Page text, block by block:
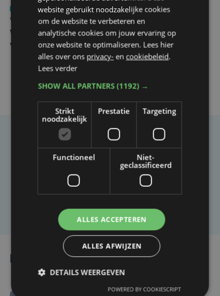
Nieuws
wo 5 augustus | 11:57
Vier Oostendse gynaecologen versterken dienst in AZ
West, dat ook een nieuwe voltijdse gynaecoloog
verwelkomt
Taalfout opgemerkt?
Heb je een taal- of schrijffout opgemerkt in dit
artikel?
website gebruikt noodzakelijke cookies
om de website te verbeteren en
analytische cookies om jouw ervaring op
onze website te optimaliseren. Lees hier
alles over ons privacy- en cookiebeleid.
Lees verder
SHOW ALL PARTNERS(1192) →
Strikt
noodzakelijk
Prestatie Targeting
Functioneel
Niet-
geclassificeerd
ALLES ACCEPTEREN
ALLES AFWIJZEN
DETAILS WEERGEVEN
POWERED BY COOKIESCRIPT